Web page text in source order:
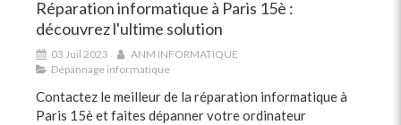
Réparation informatique à Paris 15è :
découvrez l'ultime solution
03 Juil 2023
ANM INFORMATIQUE
Dépannage informatique
Contactez le meilleur de la réparation informatique à
Paris 15è et faites dépanner votre ordinateur